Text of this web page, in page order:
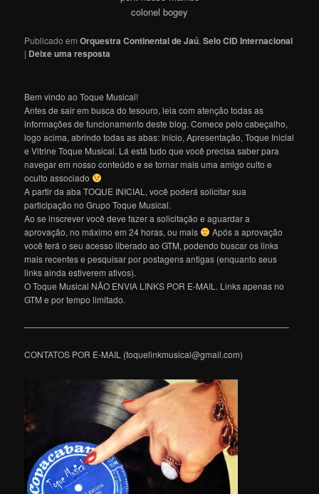
colonel bogey
Publicado em Orquestra Continental de Jaú,Selo CID Internacional
| Deixe uma resposta
Bem vindo ao Toque Musical!
Antes de sair em busca do tesouro, leia com atenção todas as
informações de funcionamento deste blog. Comece pelo cabeçalho,
logo acima, abrindo todas as abas: Início, Apresentação, Toque Inicial
e Vitrine Toque Musical. Lá está tudo que você precisa saber para
navegar em nosso conteúdo e se tornar mais uma amigo culto e
oculto associado
A partir da aba TOQUE INICIAL, você poderá solicitar sua
participação no Grupo Toque Musical.
Ao se inscrever você deve fazer a solicitação e aguardar a
aprovação, no máximo em 24 horas, ou mais
Após a aprovação
você terá o seu acesso liberado ao GTM, podendo buscar os links
mais recentes e pesquisar por postagens antigas (enquanto seus
links ainda estiverem ativos).
O Toque Musical NÃO ENVIA LINKS POR E-MAIL. Links apenas no
GTM e por tempo limitado.
———————————————————————————————
CONTATOS POR E-MAIL (toquelinkmusical@gmail.com)